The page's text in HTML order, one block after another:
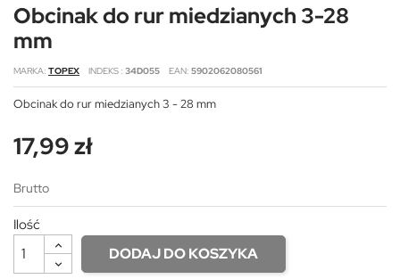
Obcinak do rur miedzianych 3-28
mm
MARKA TOPEX INDEKS 34D055 EAN 5902062080561
Obcinak do rur miedzianych 3 - 28 mm
17,99 zł
Brutto
Ilość
DODAJ DO KOSZYKA